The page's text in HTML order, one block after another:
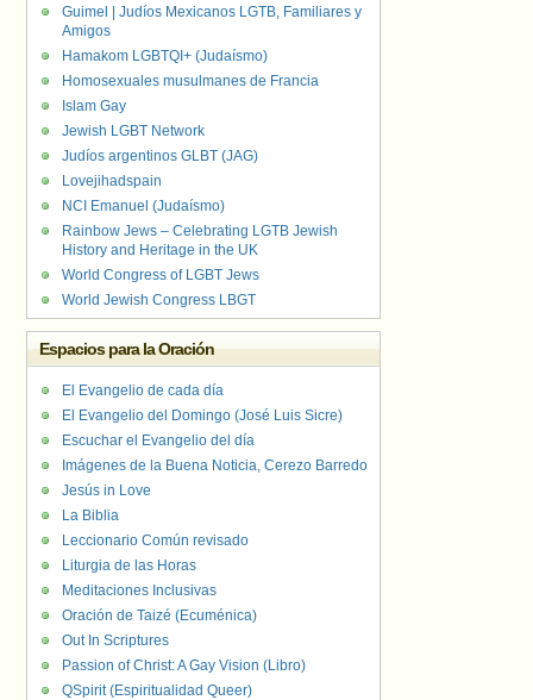
Guimel | Judíos Mexicanos LGTB, Familiares y
Amigos
Hamakom LGBTQI+ (Judaísmo)
Homosexuales musulmanes de Francia
Islam Gay
Jewish LGBT Network
Judíos argentinos GLBT (JAG)
Lovejihadspain
NCI Emanuel (Judaísmo)
Rainbow Jews – Celebrating LGTB Jewish
History and Heritage in the UK
World Congress of LGBT Jews
World Jewish Congress LBGT
Espacios para la Oración
El Evangelio de cada día
El Evangelio del Domingo (José Luis Sicre)
Escuchar el Evangelio del día
Imágenes de la Buena Noticia, Cerezo Barredo
Jesús in Love
La Biblia
Leccionario Común revisado
Liturgia de las Horas
Meditaciones Inclusivas
Oración de Taizé (Ecuménica)
Out In Scriptures
Passion of Christ: A Gay Vision (Libro)
QSpirit (Espiritualidad Queer)